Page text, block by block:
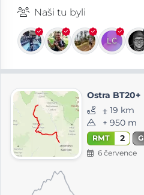
Naši tu byli
Ostra BT20+
⨦ 19 km
+ 950 m
RMT 2 G
6 července